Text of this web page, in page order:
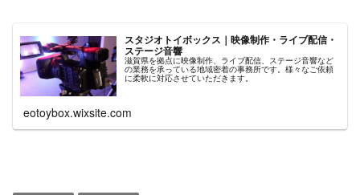
スタジオトイボックス｜映像制作・ライブ配信・
ステージ音響
滋賀県を拠点に映像制作、ライブ配信、ステージ音響など
の業務を承っている地域密着の事務所です。様々なご依頼
に柔軟に対応させていただきます。
eotoybox.wixsite.com